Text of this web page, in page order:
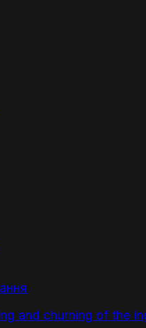
and churning of the